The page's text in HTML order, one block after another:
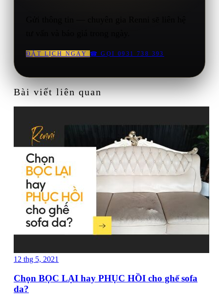
ĐẶT LỊCH NGAY ☎ GỌI 0931 738 393
Bài viết liên quan
12 thg 5, 2021
Chọn BỌC LẠI hay PHỤC HỒI cho ghế sofa
da?